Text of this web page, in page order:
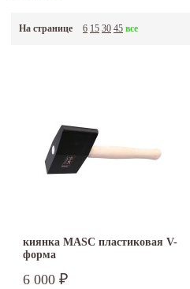
На странице 6 15 30 45 все
киянка MASC пластиковая V-
форма
6 000 ₽